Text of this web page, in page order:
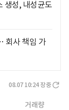
생성, 내성균도
회사 책임 가
08.07 10:24 장중
거래량